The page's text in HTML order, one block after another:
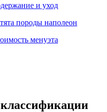
и уход
породы наполеон
менуэта